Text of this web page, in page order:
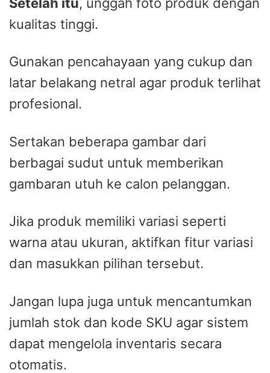
kualitas tinggi.
Gunakan pencahayaan yang cukup dan
latar belakang netral agar produk terlihat
profesional.
Sertakan beberapa gambar dari
berbagai sudut untuk memberikan
gambaran utuh ke calon pelanggan.
Jika produk memiliki variasi seperti
warna atau ukuran, aktifkan fitur variasi
dan masukkan pilihan tersebut.
Jangan lupa juga untuk mencantumkan
jumlah stok dan kode SKU agar sistem
dapat mengelola inventaris secara
otomatis.